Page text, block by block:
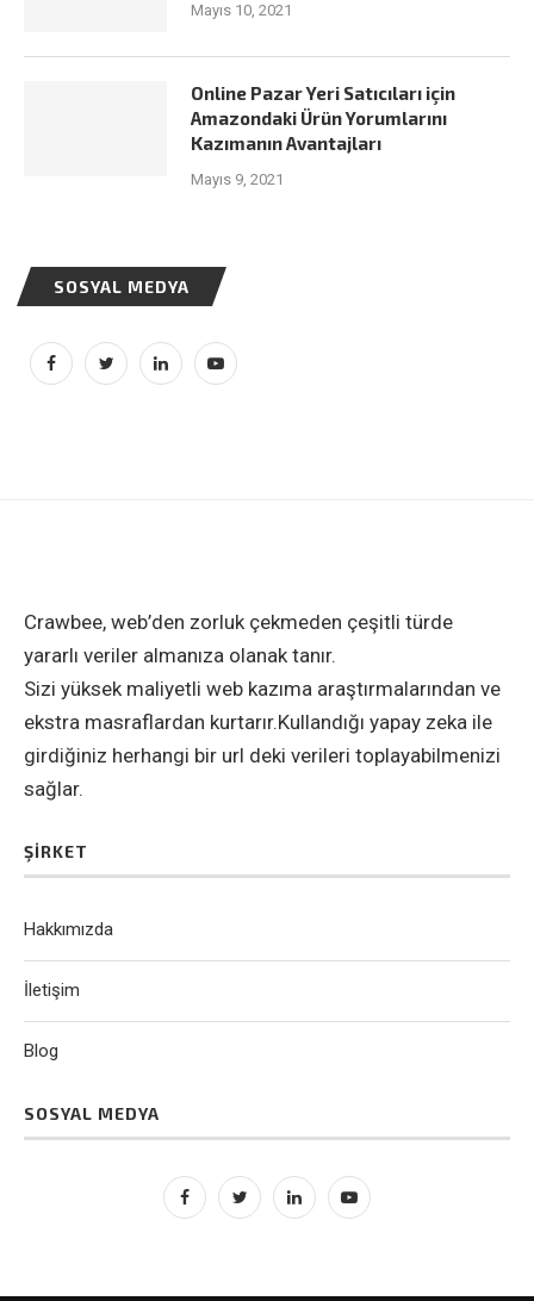
Mayıs 10, 2021
Online Pazar Yeri Satıcıları için
Amazondaki Ürün Yorumlarını
Kazımanın Avantajları
Mayıs 9, 2021
SOSYAL MEDYA
Crawbee, web’den zorluk çekmeden çeşitli türde
yararlı veriler almanıza olanak tanır.
Sizi yüksek maliyetli web kazıma araştırmalarından ve
ekstra masraflardan kurtarır.Kullandığı yapay zeka ile
girdiğiniz herhangi bir url deki verileri toplayabilmenizi
sağlar.
ŞIRKET
Hakkımızda
İletişim
Blog
SOSYAL MEDYA